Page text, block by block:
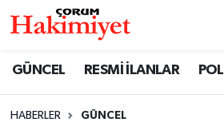
GÜNCEL RESMİ İLANLAR
HABERLER GÜNCEL
Nöbetçi Eczaneler